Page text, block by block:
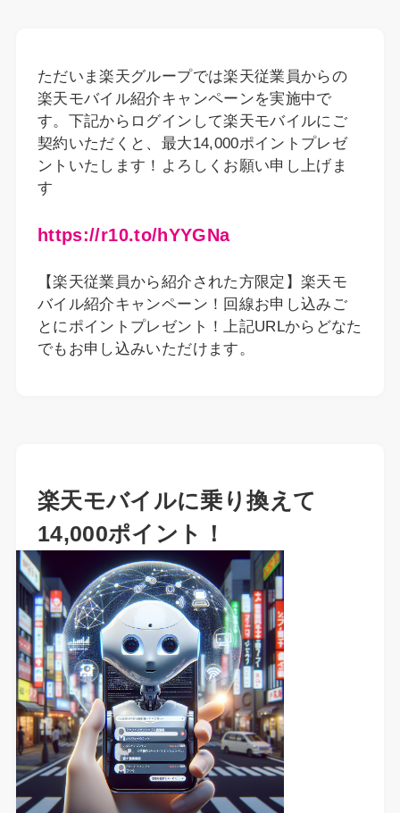
ただいま楽天グループでは楽天従業員からの
楽天モバイル紹介キャンペーンを実施中で
す。下記からログインして楽天モバイルにご
契約いただくと、最大14,000ポイントプレゼ
ントいたします！よろしくお願い申し上げま
す
https://r10.to/hYYGNa
【楽天従業員から紹介された方限定】楽天モ
バイル紹介キャンペーン！回線お申し込みご
とにポイントプレゼント！上記URLからどなた
でもお申し込みいただけます。
楽天モバイルに乗り換えて
14,000ポイント！